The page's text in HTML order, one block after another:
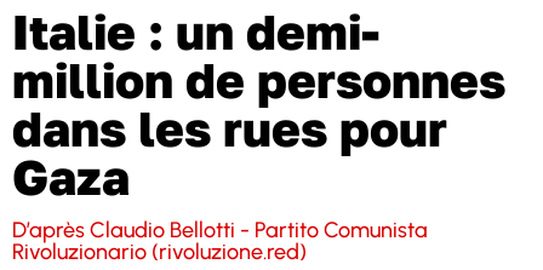
Italie : un demi-
million de personnes
dans les rues pour
Gaza
D’après Claudio Bellotti - Partito Comunista
Rivoluzionario (rivoluzione.red)